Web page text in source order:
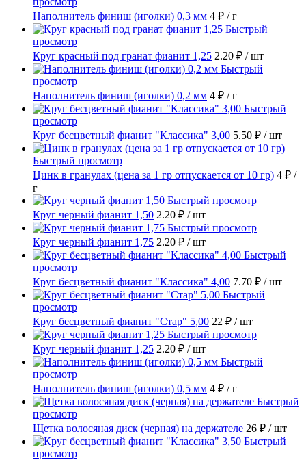
Наполнитель финиш (иголки) 0,3 мм 4 ₽ / г
Быстрый
просмотр
Круг красный под гранат фианит 1,25 2.20 ₽ / шт
Быстрый
просмотр
Наполнитель финиш (иголки) 0,2 мм 4 ₽ / г
Быстрый
просмотр
Круг бесцветный фианит "Классика" 3,00 5.50 ₽ / шт
Быстрый просмотр
Цинк в гранулах (цена за 1 гр отпускается от 10 гр) 4 ₽ /
г
Быстрый просмотр
Круг черный фианит 1,50 2.20 ₽ / шт
Быстрый просмотр
Круг черный фианит 1,75 2.20 ₽ / шт
Быстрый
просмотр
Круг бесцветный фианит "Классика" 4,00 7.70 ₽ / шт
Быстрый
просмотр
Круг бесцветный фианит "Стар" 5,00 22 ₽ / шт
Быстрый просмотр
Круг черный фианит 1,25 2.20 ₽ / шт
Быстрый
просмотр
Наполнитель финиш (иголки) 0,5 мм 4 ₽ / г
Быстрый
просмотр
Щетка волосяная диск (черная) на держателе 26 ₽ / шт
Быстрый
просмотр